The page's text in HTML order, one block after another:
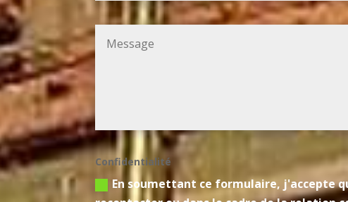
Confidentialité
En soumettant ce formulaire, j'accepte